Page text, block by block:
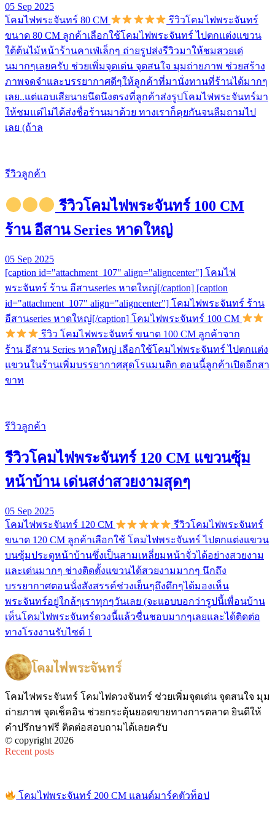
05 Sep 2025
โคมไฟพระจันทร์ 80 CM
รีวิวโคมไฟพระจันทร์
ขนาด 80 CM ลูกค้าเลือกใช้โคมไฟพระจันทร์ ไปตกแต่งแขวน
ใต้ต้นไม้หน้าร้านคาเฟ่เล็กๆ ถ่ายรูปส่งรีวิวมาให้ชมสวยเด่
นมากๆเลยครับ ช่วยเพิ่มจุดเด่น จุดสนใจ มุมถ่ายภาพ ช่วยสร้าง
ภาพจดจำและบรรยากาศดีๆให้ลูกค้าที่มานั่งทานที่ร้านได้มากๆ
เลย..แต่แอบเสียนายนึดนึงตรงที่ลูกค้าส่งรูปโคมไฟพระจันทร์มา
ให้ชมแต่ไม่ได้ส่งชื่อร้านมาด้วย ทางเราก็คุยกันจนลืมถามไป
เลย (ถ้าล
รีวิวลูกค้า
รีวิวโคมไฟพระจันทร์ 100 CM
ร้าน อีสาน Series หาดใหญ่
05 Sep 2025
[caption id="attachment_107" align="aligncenter"] โคมไฟ
พระจันทร์ ร้าน อีสานseries หาดใหญ่[/caption] [caption
id="attachment_107" align="aligncenter"] โคมไฟพระจันทร์ ร้าน
อีสานseries หาดใหญ่[/caption] โคมไฟพระจันทร์ 100 CM
รีวิว โคมไฟพระจันทร์ ขนาด 100 CM ลูกค้าจาก
ร้าน อีสาน Series หาดใหญ่ เลือกใช้โคมไฟพระจันทร์ ไปตกแต่ง
แขวนในร้านเพิ่มบรรยากาศสุดโรแมนติก ตอนนี้ลูกค้าเปิดอีกสา
ขาท
รีวิวลูกค้า
รีวิวโคมไฟพระจันทร์ 120 CM แขวนซุ้ม
หน้าบ้าน เด่นสง่าสวยงามสุดๆ
05 Sep 2025
โคมไฟพระจันทร์ 120 CM
รีวิวโคมไฟพระจันทร์
ขนาด 120 CM ลูกค้าเลือกใช้ โคมไฟพระจันทร์ ไปตกแต่งแขวน
บนซุ้มประตูหน้าบ้านซึ่งเป็นสามเหลี่ยมหน้าจั่วได้อย่างสวยงาม
และเด่นมากๆ ช่างติดตั้งแขวนได้สวยงามมากๆ นึกถึง
บรรยากาศตอนนั่งสังสรรค์ช่วงเย็นๆถึงดึกๆได้มองเห็น
พระจันทร์อยู่ใกล้ๆเราทุกๆวันเลย (จะแอบบอกว่ารูปนี้เพื่อนบ้าน
เห็นโคมไฟพระจันทร์ดวงนี้แล้วชื่นชอบมากๆเลยและได้ติดต่อ
ทางโรงงานรับไซต์ 1
โคมไฟพระจันทร์ โคมไฟดวงจันทร์ ช่วยเพิ่มจุดเด่น จุดสนใจ มุม
ถ่ายภาพ จุดเช็คอิน ช่วยกระตุ้นยอดขายทางการตลาด ยินดีให้
คำปรึกษาฟรี ติดต่อสอบถามได้เลยครับ
© copyright 2026
Recent posts
โคมไฟพระจันทร์ 200 CM แลนด์มาร์คตัวท็อป